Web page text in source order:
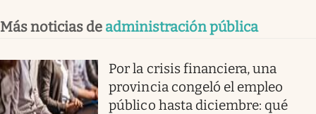
Más noticias de administración pública
Por la crisis financiera, una
provincia congeló el empleo
público hasta diciembre: qué